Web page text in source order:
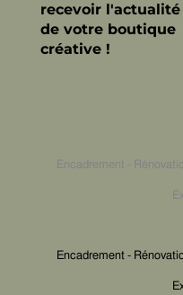
recevoir l'actualité
de votre boutique
créative !
Encadrement -
Encadrement -